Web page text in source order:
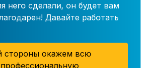
него сделали, он будет вам
Давайте работать
стороны окажем всю